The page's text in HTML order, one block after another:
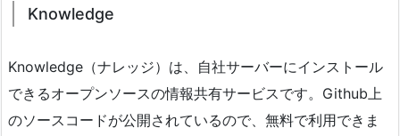
Knowledge
Knowledge（ナレッジ）は、自社サーバーにインストール
できるオープンソースの情報共有サービスです。Github上
のソースコードが公開されているので、無料で利用できま